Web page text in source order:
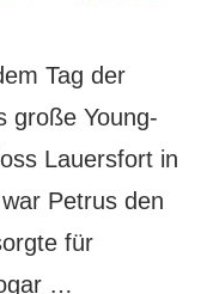
Tag der
große Young-
Lauersfort in
Petrus den
für
…